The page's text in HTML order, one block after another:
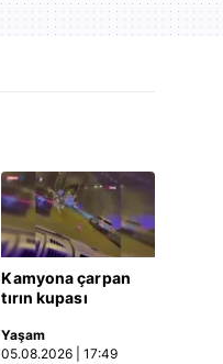
Kamyona çarpan
tırın kupası
ağır yaralı
Yaşam
05.08.2026 | 17:49